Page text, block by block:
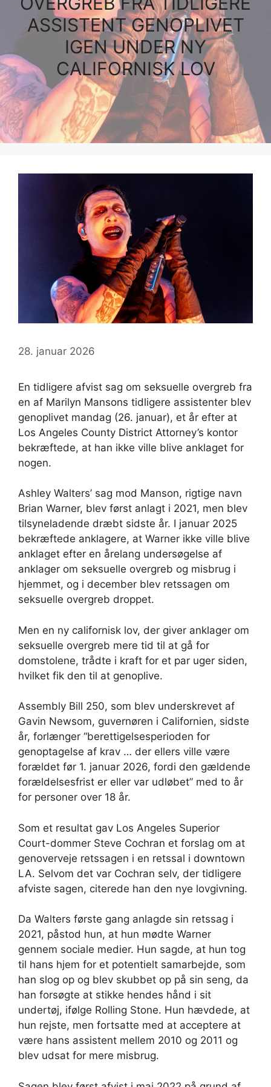
ASSISTENT GENOPLIVET
IGEN UNDER NY
CALIFORNISK LOV
28. januar 2026
En tidligere afvist sag om seksuelle overgreb fra
en af ​​Marilyn Mansons tidligere assistenter blev
genoplivet mandag (26. januar), et år efter at
Los Angeles County District Attorney’s kontor
bekræftede, at han ikke ville blive anklaget for
nogen.
Ashley Walters’ sag mod Manson, rigtige navn
Brian Warner, blev først anlagt i 2021, men blev
tilsyneladende dræbt sidste år. I januar 2025
bekræftede anklagere, at Warner ikke ville blive
anklaget efter en årelang undersøgelse af
anklager om seksuelle overgreb og misbrug i
hjemmet, og i december blev retssagen om
seksuelle overgreb droppet.
Men en ny californisk lov, der giver anklager om
seksuelle overgreb mere tid til at gå for
domstolene, trådte i kraft for et par uger siden,
hvilket fik den til at genoplive.
Assembly Bill 250, som blev underskrevet af
Gavin Newsom, guvernøren i Californien, sidste
år, forlænger “berettigelsesperioden for
genoptagelse af krav … der ellers ville være
forældet før 1. januar 2026, fordi den gældende
forældelsesfrist er eller var udløbet” med to år
for personer over 18 år.
Som et resultat gav Los Angeles Superior
Court-dommer Steve Cochran et forslag om at
genoverveje retssagen i en retssal i downtown
LA. Selvom det var Cochran selv, der tidligere
afviste sagen, citerede han den nye lovgivning.
Da Walters første gang anlagde sin retssag i
2021, påstod hun, at hun mødte Warner
gennem sociale medier. Hun sagde, at hun tog
til hans hjem for et potentielt samarbejde, som
han slog op og blev skubbet op på sin seng, da
han forsøgte at stikke hendes hånd i sit
undertøj, ifølge Rolling Stone. Hun hævdede, at
hun rejste, men fortsatte med at acceptere at
være hans assistent mellem 2010 og 2011 og
blev udsat for mere misbrug.